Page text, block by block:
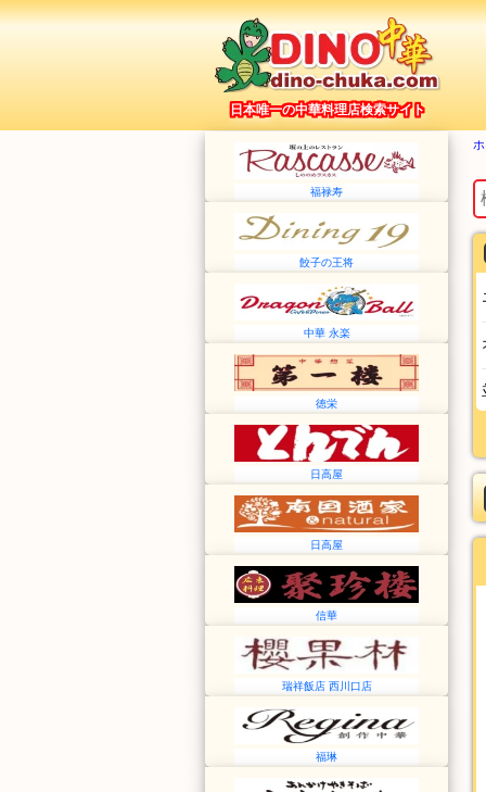
日本唯一の中華料理店検索サイト
福禄寿
餃子の王将
中華 永楽
徳栄
日高屋
日高屋
信華
瑞祥飯店 西川口店
福琳